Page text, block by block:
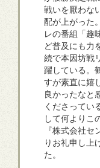
戦いを厭わな
配が上がった
レの番組「趣
ど普及にも力
続で本因坊戦
躍している。
すが素直に嬉
良かったなと
くださってい
して何よりこ
『株式会社
りお礼申し上
た。